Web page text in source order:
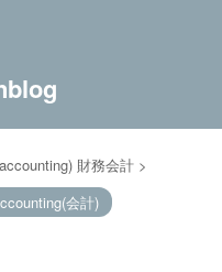
財務会計 >
会計)